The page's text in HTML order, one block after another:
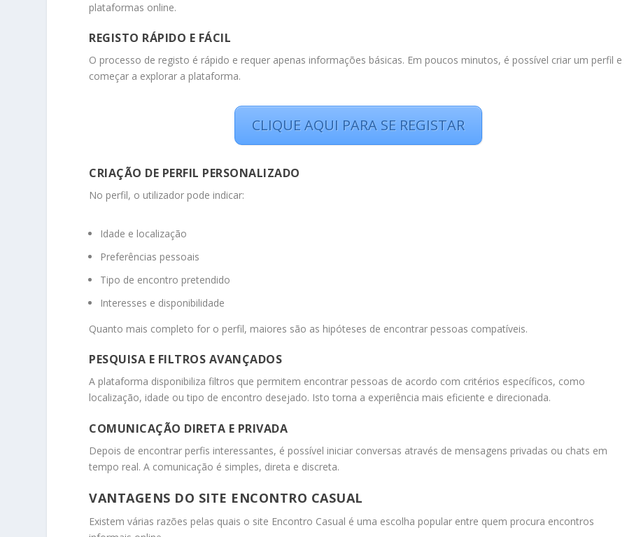
plataformas online.
REGISTO RÁPIDO E FÁCIL
O processo de registo é rápido e requer apenas informações básicas. Em poucos minutos, é possível criar um perfil e
começar a explorar a plataforma.
CLIQUE AQUI PARA SE REGISTAR
CRIAÇÃO DE PERFIL PERSONALIZADO
No perfil, o utilizador pode indicar:
Idade e localização
Preferências pessoais
Tipo de encontro pretendido
Interesses e disponibilidade
Quanto mais completo for o perfil, maiores são as hipóteses de encontrar pessoas compatíveis.
PESQUISA E FILTROS AVANÇADOS
A plataforma disponibiliza filtros que permitem encontrar pessoas de acordo com critérios específicos, como
localização, idade ou tipo de encontro desejado. Isto torna a experiência mais eficiente e direcionada.
COMUNICAÇÃO DIRETA E PRIVADA
Depois de encontrar perfis interessantes, é possível iniciar conversas através de mensagens privadas ou chats em
tempo real. A comunicação é simples, direta e discreta.
VANTAGENS DO SITE ENCONTRO CASUAL
Existem várias razões pelas quais o site Encontro Casual é uma escolha popular entre quem procura encontros